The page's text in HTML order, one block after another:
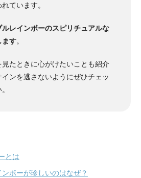
ています。
ルレインボーのスピリチュアルな
ます。
たときに心がけたいことも紹介
ンを逃さないようにぜひチェッ
とは
ンボーが珍しいのはなぜ？